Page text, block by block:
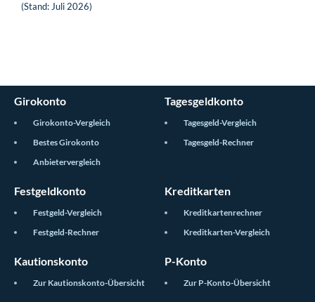
(Stand: Juli 2026)
Girokonto
Girokonto-Vergleich
Bestes Girokonto
Anbietervergleich
Tagesgeldkonto
Tagesgeld-Vergleich
Tagesgeld-Rechner
Festgeldkonto
Festgeld-Vergleich
Festgeld-Rechner
Kreditkarten
Kreditkartenrechner
Kreditkarten-Vergleich
Kautionskonto
Zur Kautionskonto-Übersicht
P-Konto
Zur P-Konto-Übersicht